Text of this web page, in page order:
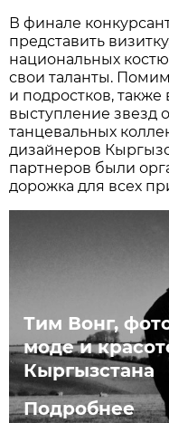
В финале
представить
национальных
свои таланты.
и подростков,
выступление звезд
танцевальных
дизайнеров
партнеров были
дорожка для всех
Тим Вонг,
моде и
Кыргызстана
Подробнее